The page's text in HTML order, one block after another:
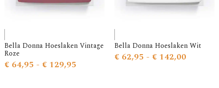
Bella Donna Hoeslaken Vintage
Roze
€64,95 - €129,95
Bella Donna Hoeslaken Wit
€ 62,95 - € 142,00